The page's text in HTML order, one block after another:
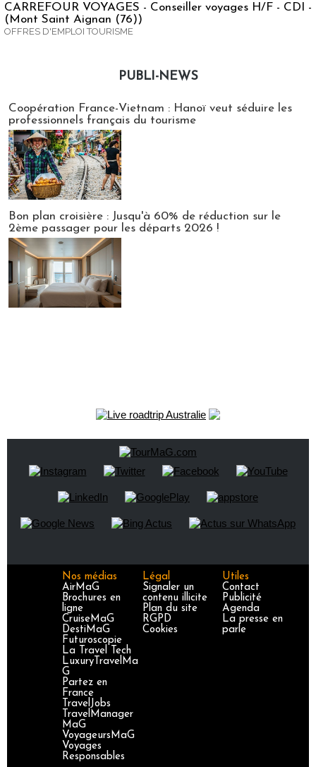
CARREFOUR VOYAGES - Conseiller voyages H/F - CDI -
(Mont Saint Aignan (76))
OFFRES D'EMPLOI TOURISME
PUBLI-NEWS
Coopération France-Vietnam : Hanoï veut séduire les
professionnels français du tourisme
Bon plan croisière : Jusqu'à 60% de réduction sur le
2ème passager pour les départs 2026 !
Nos médias
AirMaG
Brochures en
ligne
CruiseMaG
DestiMaG
Futuroscopie
La Travel Tech
LuxuryTravelMa
G
Partez en
France
TravelJobs
TravelManager
MaG
VoyageursMaG
Voyages
Responsables
Légal
Signaler un
contenu illicite
Plan du site
RGPD
Cookies
Utiles
Contact
Publicité
Agenda
La presse en
parle